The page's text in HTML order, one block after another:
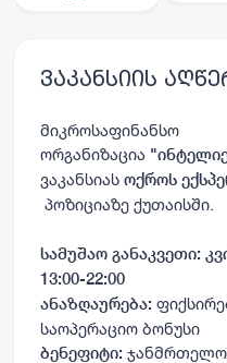
ვაკანსიის
მიკროსაფინანსო
ორგანიზაცია
ვაკანსიას ოქროს
პოზიციაზე ქუთაისში.
სამუშაო განაკვეთი:
13:00-22:00
ანაზღაურება:
საოპერაციო ბონუსი
ბენეფიტი: